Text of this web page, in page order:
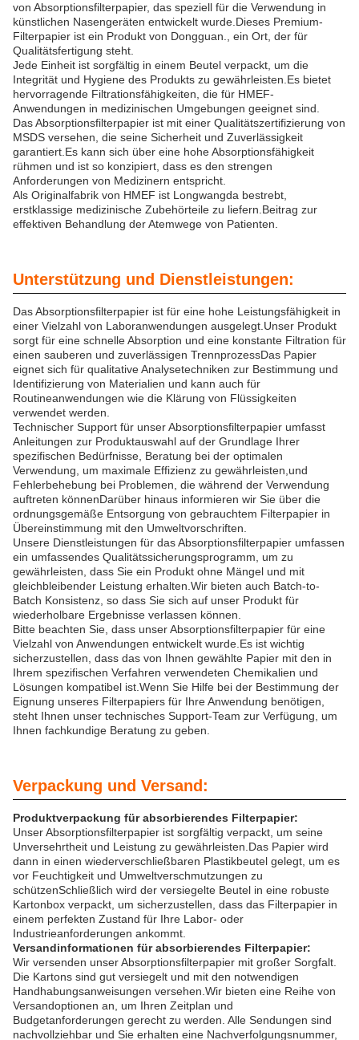
von Absorptionsfilterpapier, das speziell für die Verwendung in
künstlichen Nasengeräten entwickelt wurde.Dieses Premium-
Filterpapier ist ein Produkt von Dongguan., ein Ort, der für
Qualitätsfertigung steht.
Jede Einheit ist sorgfältig in einem Beutel verpackt, um die
Integrität und Hygiene des Produkts zu gewährleisten.Es bietet
hervorragende Filtrationsfähigkeiten, die für HMEF-
Anwendungen in medizinischen Umgebungen geeignet sind.
Das Absorptionsfilterpapier ist mit einer Qualitätszertifizierung von
MSDS versehen, die seine Sicherheit und Zuverlässigkeit
garantiert.Es kann sich über eine hohe Absorptionsfähigkeit
rühmen und ist so konzipiert, dass es den strengen
Anforderungen von Medizinern entspricht.
Als Originalfabrik von HMEF ist Longwangda bestrebt,
erstklassige medizinische Zubehörteile zu liefern.Beitrag zur
effektiven Behandlung der Atemwege von Patienten.
Unterstützung und Dienstleistungen:
Das Absorptionsfilterpapier ist für eine hohe Leistungsfähigkeit in
einer Vielzahl von Laboranwendungen ausgelegt.Unser Produkt
sorgt für eine schnelle Absorption und eine konstante Filtration für
einen sauberen und zuverlässigen TrennprozessDas Papier
eignet sich für qualitative Analysetechniken zur Bestimmung und
Identifizierung von Materialien und kann auch für
Routineanwendungen wie die Klärung von Flüssigkeiten
verwendet werden.
Technischer Support für unser Absorptionsfilterpapier umfasst
Anleitungen zur Produktauswahl auf der Grundlage Ihrer
spezifischen Bedürfnisse, Beratung bei der optimalen
Verwendung, um maximale Effizienz zu gewährleisten,und
Fehlerbehebung bei Problemen, die während der Verwendung
auftreten könnenDarüber hinaus informieren wir Sie über die
ordnungsgemäße Entsorgung von gebrauchtem Filterpapier in
Übereinstimmung mit den Umweltvorschriften.
Unsere Dienstleistungen für das Absorptionsfilterpapier umfassen
ein umfassendes Qualitätssicherungsprogramm, um zu
gewährleisten, dass Sie ein Produkt ohne Mängel und mit
gleichbleibender Leistung erhalten.Wir bieten auch Batch-to-
Batch Konsistenz, so dass Sie sich auf unser Produkt für
wiederholbare Ergebnisse verlassen können.
Bitte beachten Sie, dass unser Absorptionsfilterpapier für eine
Vielzahl von Anwendungen entwickelt wurde.Es ist wichtig
sicherzustellen, dass das von Ihnen gewählte Papier mit den in
Ihrem spezifischen Verfahren verwendeten Chemikalien und
Lösungen kompatibel ist.Wenn Sie Hilfe bei der Bestimmung der
Eignung unseres Filterpapiers für Ihre Anwendung benötigen,
steht Ihnen unser technisches Support-Team zur Verfügung, um
Ihnen fachkundige Beratung zu geben.
Verpackung und Versand:
Produktverpackung für absorbierendes Filterpapier:
Unser Absorptionsfilterpapier ist sorgfältig verpackt, um seine
Unversehrtheit und Leistung zu gewährleisten.Das Papier wird
dann in einen wiederverschließbaren Plastikbeutel gelegt, um es
vor Feuchtigkeit und Umweltverschmutzungen zu
schützenSchließlich wird der versiegelte Beutel in eine robuste
Kartonbox verpackt, um sicherzustellen, dass das Filterpapier in
einem perfekten Zustand für Ihre Labor- oder
Industrieanforderungen ankommt.
Versandinformationen für absorbierendes Filterpapier:
Wir versenden unser Absorptionsfilterpapier mit großer Sorgfalt.
Die Kartons sind gut versiegelt und mit den notwendigen
Handhabungsanweisungen versehen.Wir bieten eine Reihe von
Versandoptionen an, um Ihren Zeitplan und
Budgetanforderungen gerecht zu werden. Alle Sendungen sind
nachvollziehbar und Sie erhalten eine Nachverfolgungsnummer,